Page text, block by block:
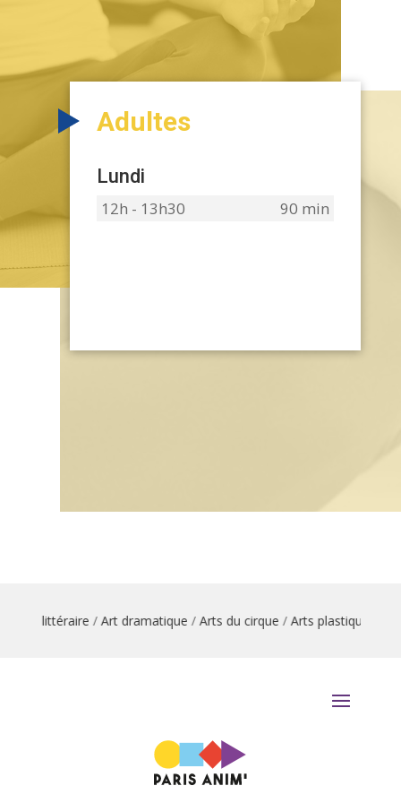
Adultes
Lundi
12h - 13h30 90 min
littéraire/ Art dramatique/ Arts du cirque/ Arts plastiques